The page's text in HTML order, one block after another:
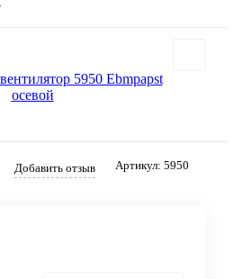
Добавить отзыв Артикул: 5950